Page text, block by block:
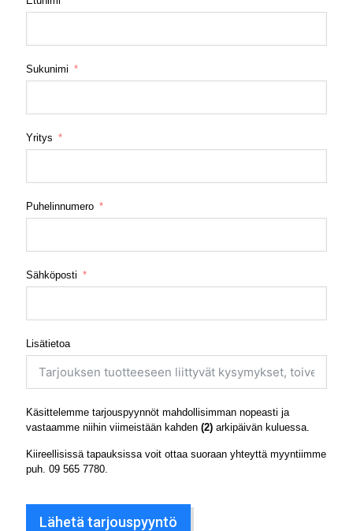
Sukunimi
Yritys
Puhelinnumero
Sähköposti
Lisätietoa
Käsittelemme tarjouspyynnöt mahdollisimman nopeasti ja
vastaamme niihin viimeistään kahden (2) arkipäivän kuluessa.
Kiireellisissä tapauksissa voit ottaa suoraan yhteyttä myyntiimme
puh. 09 565 7780
Lähetä tarjouspyyntö